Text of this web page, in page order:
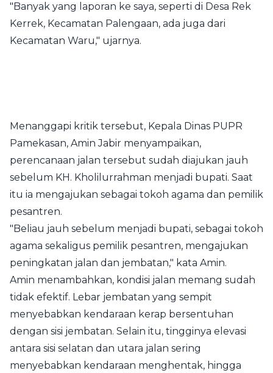
"Banyak yang laporan ke saya, seperti di Desa Rek
Kerrek, Kecamatan Palengaan, ada juga dari
Kecamatan Waru," ujarnya.
Menanggapi kritik tersebut, Kepala Dinas PUPR
Pamekasan, Amin Jabir menyampaikan,
perencanaan jalan tersebut sudah diajukan jauh
sebelum KH. Kholilurrahman menjadi bupati. Saat
itu ia mengajukan sebagai tokoh agama dan pemilik
pesantren.
"Beliau jauh sebelum menjadi bupati, sebagai tokoh
agama sekaligus pemilik pesantren, mengajukan
peningkatan jalan dan jembatan," kata Amin.
Amin menambahkan, kondisi jalan memang sudah
tidak efektif. Lebar jembatan yang sempit
menyebabkan kendaraan kerap bersentuhan
dengan sisi jembatan. Selain itu, tingginya elevasi
antara sisi selatan dan utara jalan sering
menyebabkan kendaraan menghentak, hingga